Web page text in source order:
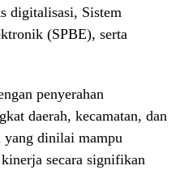
digitalisasi, Sistem
(SPBE), serta
penyerahan
daerah, kecamatan, dan
yang dinilai mampu
secara signifikan